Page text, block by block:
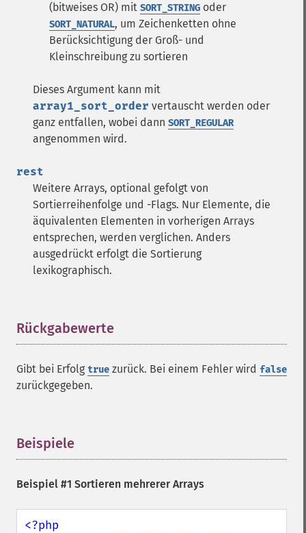
(bitweises OR) mit SORT_STRING oder
SORT_NATURAL, um Zeichenketten ohne
Berücksichtigung der Groß- und
Kleinschreibung zu sortieren
Dieses Argument kann mit
array1_sort_order vertauscht werden oder
ganz entfallen, wobei dann SORT_REGULAR
angenommen wird.
rest
Weitere Arrays, optional gefolgt von
Sortierreihenfolge und -Flags. Nur Elemente, die
äquivalenten Elementen in vorherigen Arrays
entsprechen, werden verglichen. Anders
ausgedrückt erfolgt die Sortierung
lexikographisch.
Rückgabewerte
Gibt bei Erfolg true zurück. Bei einem Fehler wird false
zurückgegeben.
Beispiele
Beispiel #1 Sortieren mehrerer Arrays
<?php